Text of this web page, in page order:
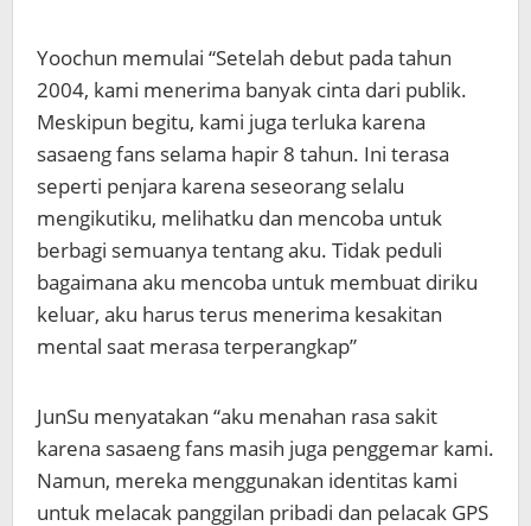
Yoochun memulai “Setelah debut pada tahun
2004, kami menerima banyak cinta dari publik.
Meskipun begitu, kami juga terluka karena
sasaeng fans selama hapir 8 tahun. Ini terasa
seperti penjara karena seseorang selalu
mengikutiku, melihatku dan mencoba untuk
berbagi semuanya tentang aku. Tidak peduli
bagaimana aku mencoba untuk membuat diriku
keluar, aku harus terus menerima kesakitan
mental saat merasa terperangkap”
JunSu menyatakan “aku menahan rasa sakit
karena sasaeng fans masih juga penggemar kami.
Namun, mereka menggunakan identitas kami
untuk melacak panggilan pribadi dan pelacak GPS